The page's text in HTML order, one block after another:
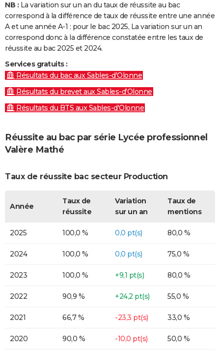
NB : La variation sur un an du taux de réussite au bac
correspond à la différence de taux de réussite entre une année
A et une année A-1 : pour le bac 2025, La variation sur un an
correspond donc à la différence constatée entre les taux de
réussite au bac 2025 et 2024.
Services gratuits :
Résultats du bac aux Sables-d'Olonne
Résultats du brevet aux Sables-d'Olonne
Résultats du BTS aux Sables-d'Olonne
Réussite au bac par série Lycée professionnel
Valère Mathé
Taux de réussite bac secteur Production
Année
Taux de
réussite
Variation
sur un an
Taux de
mentions
2025 100,0 % 0,0 pt(s) 80,0 %
2024 100,0 % 0,0 pt(s) 75,0 %
2023 100,0 % +9,1 pt(s) 80,0 %
2022 90,9 % +24,2 pt(s) 55,0 %
2021 66,7 % -23,3 pt(s) 33,0 %
2020 90,0 % -10,0 pt(s) 50,0 %